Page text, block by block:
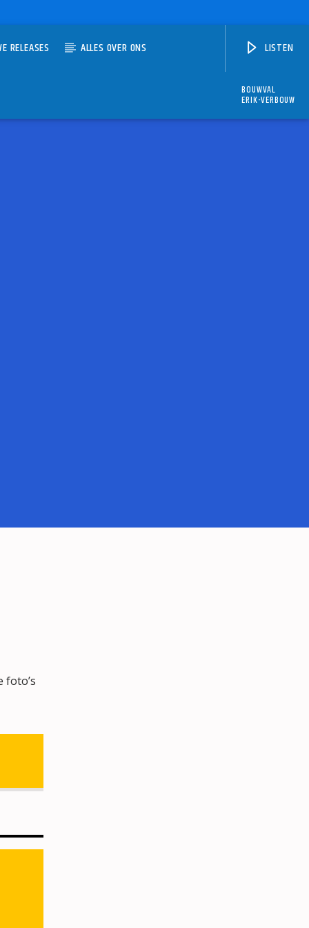
RELEASES ALLES OVER ONS LISTEN
BOUWVAL
ERIK-VERBOUW
foto’s